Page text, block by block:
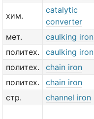
хим.
catalytic
converter
мет.
caulking iron
политех.
caulking iron
политех.
chain iron
политех.
chain iron
стр.
channel iron